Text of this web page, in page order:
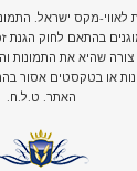
לאווי-מקס ישראל.
בהתאם לחוק הגנת
צורה שהיא את התמונות
או בטקסטים אסור
האתר. ט.ל.ח.